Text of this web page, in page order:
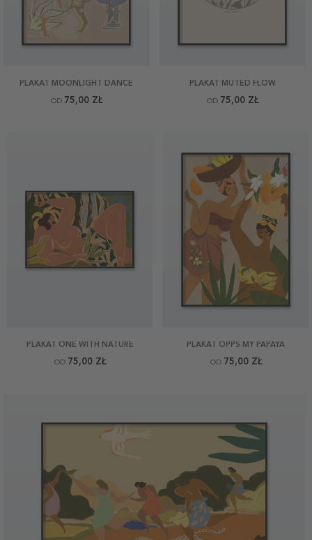
PLAKAT MOONLIGHT DANCE
OD 75,00 ZŁ
PLAKAT MUTED FLOW
OD 75,00 ZŁ
PLAKAT ONE WITH NATURE
OD 75,00 ZŁ
PLAKAT OPPS MY PAPAYA
OD 75,00 ZŁ